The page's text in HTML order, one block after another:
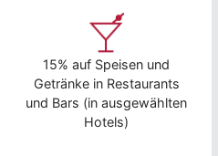
15% auf Speisen und
Getränke in Restaurants
und Bars (in ausgewählten
Hotels)